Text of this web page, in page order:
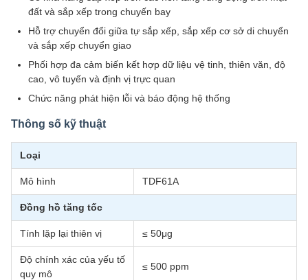
đất và sắp xếp trong chuyến bay
Hỗ trợ chuyển đổi giữa tự sắp xếp, sắp xếp cơ sở di chuyển
và sắp xếp chuyển giao
Phối hợp đa cảm biến kết hợp dữ liệu vệ tinh, thiên văn, độ
cao, vô tuyến và định vị trực quan
Chức năng phát hiện lỗi và báo động hệ thống
Thông số kỹ thuật
Loại
Mô hình TDF61A
Đồng hồ tăng tốc
Tính lặp lại thiên vị ≤ 50μg
Độ chính xác của yếu tố
quy mô
≤ 500 ppm